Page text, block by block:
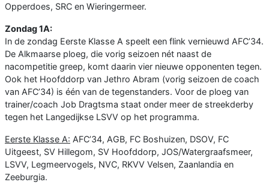
Opperdoes, SRC en Wieringermeer.
Zondag 1A:
In de zondag Eerste Klasse A speelt een flink vernieuwd AFC’34.
De Alkmaarse ploeg, die vorig seizoen nét naast de
nacompetitie greep, komt daarin vier nieuwe opponenten tegen.
Ook het Hoofddorp van Jethro Abram (vorig seizoen de coach
van AFC’34) is één van de tegenstanders. Voor de ploeg van
trainer/coach Job Dragtsma staat onder meer de streekderby
tegen het Langedijkse LSVV op het programma.
Eerste Klasse A: AFC’34, AGB, FC Boshuizen, DSOV, FC
Uitgeest, SV Hillegom, SV Hoofddorp, JOS/Watergraafsmeer,
LSVV, Legmeervogels, NVC, RKVV Velsen, Zaanlandia en
Zeeburgia.